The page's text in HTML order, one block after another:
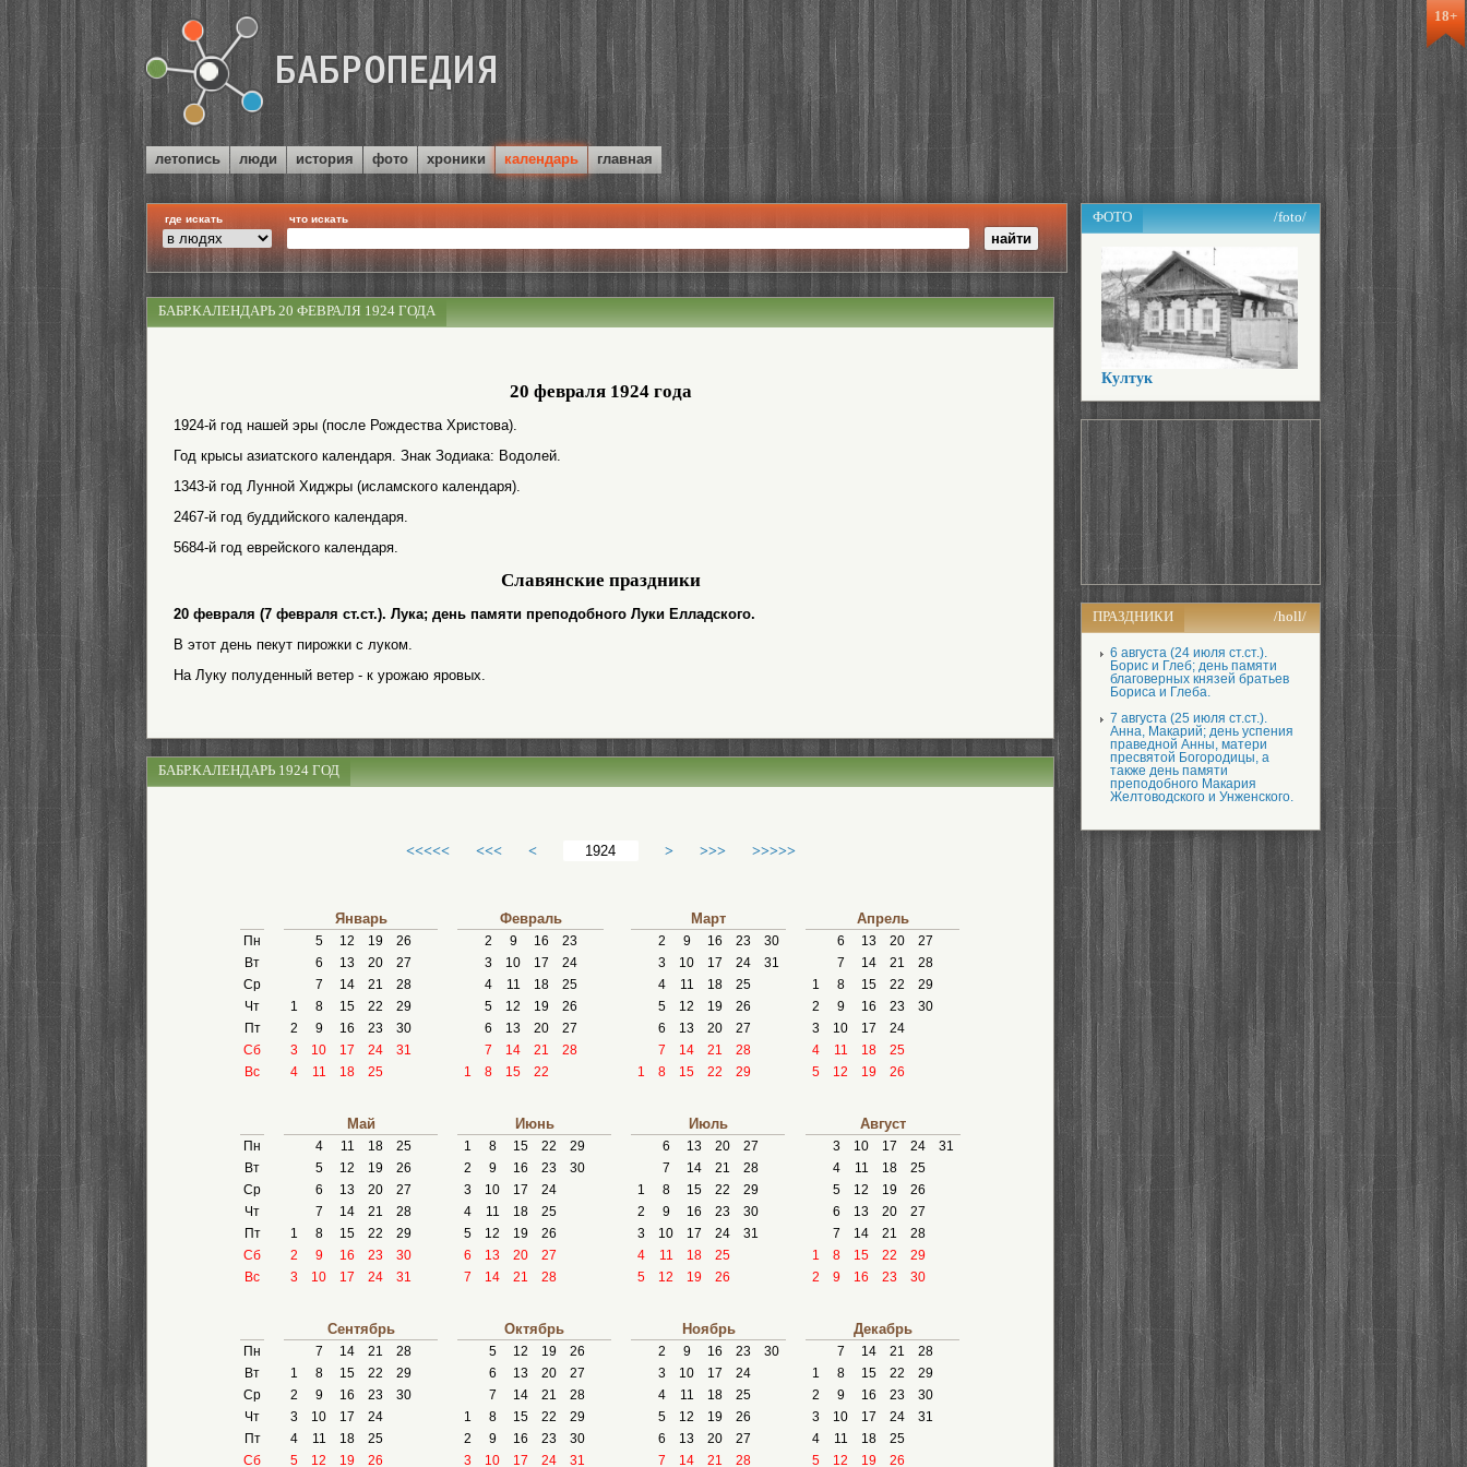
18+
летопись люди история фото хроники календарь главная
где искать что искать ФОТО /foto/
Култук
ПРАЗДНИКИ /holl/
6 августа (24 июля ст.ст.).
Борис и Глеб; день памяти
благоверных князей братьев
Бориса и Глеба.
7 августа (25 июля ст.ст.).
Анна, Макарий; день успения
праведной Анны, матери
пресвятой Богородицы, а
также день памяти
преподобного Макария
Желтоводского и Унженского.
БАБР.КАЛЕНДАРЬ 20 ФЕВРАЛЯ 1924 ГОДА
20 февраля 1924 года
1924-й год нашей эры (после Рождества Христова).
Год крысы азиатского календаря. Знак Зодиака: Водолей.
1343-й год Лунной Хиджры (исламского календаря).
2467-й год буддийского календаря.
5684-й год еврейского календаря.
Славянские праздники
20 февраля (7 февраля ст.ст.). Лука; день памяти преподобного Луки Елладского.
В этот день пекут пирожки с луком.
На Луку полуденный ветер - к урожаю яровых.
БАБР.КАЛЕНДАРЬ 1924 ГОД
<<<<< <<< < > >>> >>>>>
Пн
Вт
Ср
Чт
Пт
Сб
Вс
Январь
5 12 19
26
6
13 20
27
7
14 21
28
1
8 15 22
29
2
9 16 23
30
3
10 17 24
31
4
11 18 25
Февраль
2 9 16
23
3
10 17
24
4
11 18
25
5
12 19
26
6
13 20
27
7
14 21
28
1
8 15 22
Март
2 9 16 23
30
3
10 17 24
31
4
11 18
25
5
12 19
26
6
13 20
27
7
14 21
28
1
8 15 22 29
Апрель
6 13 20
27
7
14 21
28
1
8 15 22
29
2
9 16 23
30
3
10 17
24
4
11 18
25
5
12 19 26
Пн
Вт
Ср
Чт
Пт
Сб
Вс
Май
4 11 18
25
5
12 19
26
6
13 20
27
7
14 21
28
1
8 15 22
29
2
9 16 23
30
3
10 17 24 31
Июнь
1 8 15 22
29
2
9 16 23
30
3
10 17
24
4
11 18
25
5
12 19
26
6
13 20
27
7
14 21 28
Июль
6 13 20
27
7
14 21
28
1
8 15 22
29
2
9 16 23
30
3
10 17 24
31
4
11 18
25
5
12 19 26
Август
3 10 17 24
31
4
11 18
25
5
12 19
26
6
13 20
27
7
14 21
28
1
8 15 22
29
2
9 16 23 30
Пн
Вт
Ср
Чт
Пт
Сб
Сентябрь
7 14 21
28
1
8 15 22
29
2
9 16 23
30
3
10 17
24
4
11 18
25
5
12 19 26
Октябрь
5 12 19
26
6
13 20
27
7
14 21
28
1
8 15 22
29
2
9 16 23
30
3
10 17 24 31
Ноябрь
2 9 16 23
30
3
10 17
24
4
11 18
25
5
12 19
26
6
13 20
27
7
14 21 28
Декабрь
7 14 21
28
1
8 15 22
29
2
9 16 23
30
3
10 17 24
31
4
11 18
25
5
12 19 26